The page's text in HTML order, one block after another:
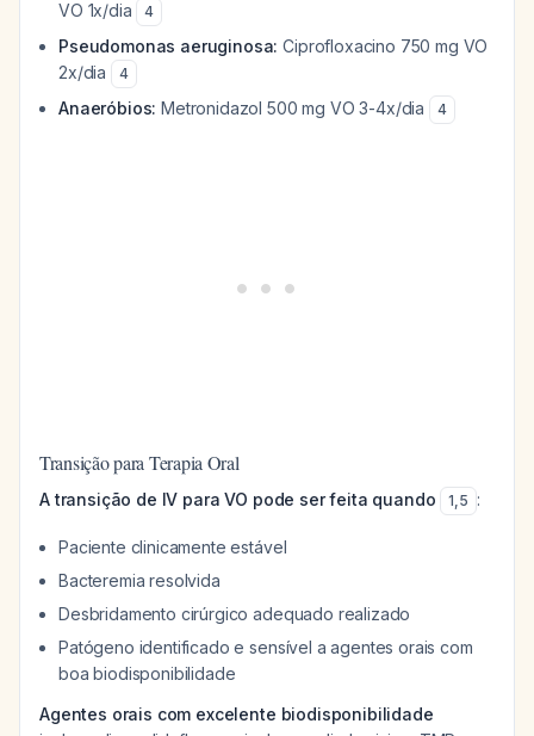
VO 1x/dia 4
Pseudomonas aeruginosa: Ciprofloxacino 750 mg VO
2x/dia
4
Anaeróbios: Metronidazol 500 mg VO 3-4x/dia 4
Transição para Terapia Oral
A transição de IV para VO pode ser feita quando 1,5 :
Paciente clinicamente estável
Bacteremia resolvida
Desbridamento cirúrgico adequado realizado
Patógeno identificado e sensível a agentes orais com
boa biodisponibilidade
Agentes orais com excelente biodisponibilidade